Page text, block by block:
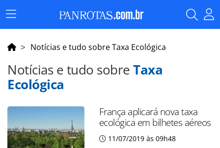
Menu
Principal
Notícias e tudo sobre Taxa Ecológica
Notícias e tudo sobreTaxa
Ecológica
França aplicará nova taxa
ecológica em bilhetes aéreos
11/07/2019 às 09h48